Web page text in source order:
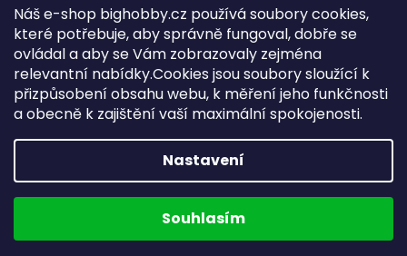
Náš e-shop bighobby.cz používá soubory cookies,
které potřebuje, aby správně fungoval, dobře se
ovládal a aby se Vám zobrazovaly zejména
relevantní nabídky.Cookies jsou soubory sloužící k
přizpůsobení obsahu webu, k měření jeho funkčnosti
a obecně k zajištění vaší maximální spokojenosti.
Nastavení
Souhlasím
Jak vybrat správné servo?
Najít správné servo
Na UX & Web Design je tu Lukáš Dubina
Shoptet
Copyright (c) 2016 -2026 Big hobby.cz - všechna práva